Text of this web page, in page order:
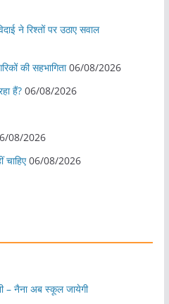
ने रिश्तों पर उठाए सवाल
की सहभागिता 06/08/2026
हैं? 06/08/2026
08/2026
चाहिए 06/08/2026
– नैना अब स्कूल जायेगी